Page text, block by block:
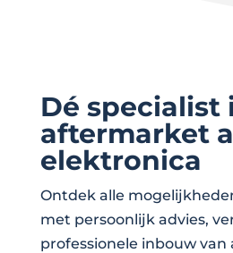
Dé specialist
aftermarket
elektronica
Ontdek alle
met persoonlijk advies,
professionele inbouw